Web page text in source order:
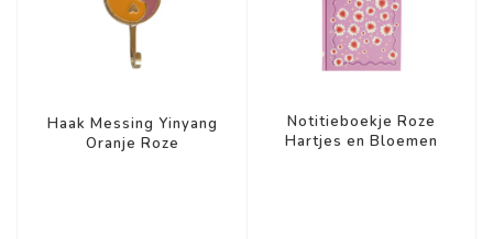
Haak Messing Yinyang
Oranje Roze
Notitieboekje Roze
Hartjes en Bloemen